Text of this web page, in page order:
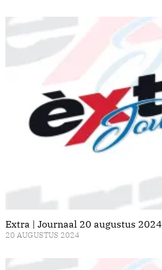
Extra | Journaal 20 augustus 2024
20 AUGUSTUS 2024